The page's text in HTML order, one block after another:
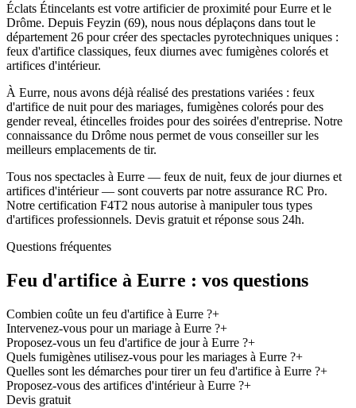
Éclats Étincelants est votre artificier de proximité pour Eurre et le
Drôme. Depuis Feyzin (69), nous nous déplaçons dans tout le
département 26 pour créer des spectacles pyrotechniques uniques :
feux d'artifice classiques, feux diurnes avec fumigènes colorés et
artifices d'intérieur.
À Eurre, nous avons déjà réalisé des prestations variées : feux
d'artifice de nuit pour des mariages, fumigènes colorés pour des
gender reveal, étincelles froides pour des soirées d'entreprise. Notre
connaissance du Drôme nous permet de vous conseiller sur les
meilleurs emplacements de tir.
Tous nos spectacles à Eurre — feux de nuit, feux de jour diurnes et
artifices d'intérieur — sont couverts par notre assurance RC Pro.
Notre certification F4T2 nous autorise à manipuler tous types
d'artifices professionnels. Devis gratuit et réponse sous 24h.
Questions fréquentes
Feu d'artifice à Eurre : vos questions
Combien coûte un feu d'artifice à Eurre ?+
Intervenez-vous pour un mariage à Eurre ?+
Proposez-vous un feu d'artifice de jour à Eurre ?+
Quels fumigènes utilisez-vous pour les mariages à Eurre ?+
Quelles sont les démarches pour tirer un feu d'artifice à Eurre ?+
Proposez-vous des artifices d'intérieur à Eurre ?+
Devis gratuit